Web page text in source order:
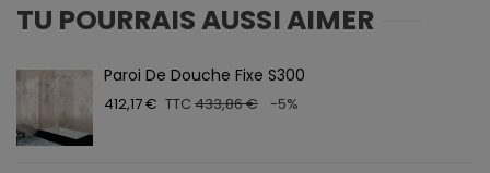
TU POURRAIS AUSSI AIMER
Paroi De Douche Fixe S300
412,17 € TTC 433,86 € -5%